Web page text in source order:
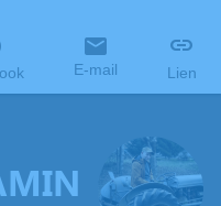
E-mail Lien